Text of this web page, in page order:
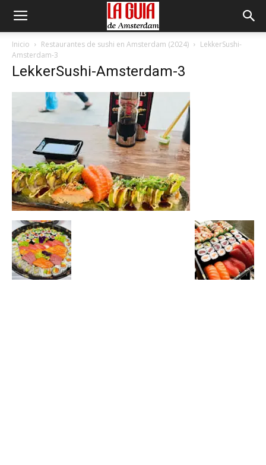
Inicio Restaurantes de sushi en Amsterdam (2024)
LekkerSushi-
Amsterdam-3
LekkerSushi-Amsterdam-3